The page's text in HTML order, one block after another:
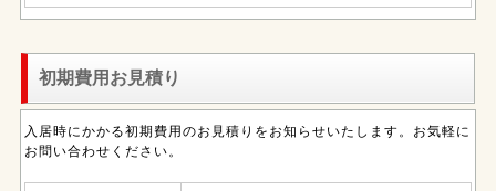
初期費用お見積り
入居時にかかる初期費用のお見積りをお知らせいたします。お気軽に
お問い合わせください。